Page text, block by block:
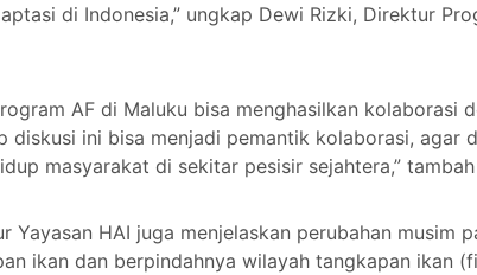
di Indonesia,” ungkap Dewi Rizki, Direktur
AF di Maluku bisa menghasilkan kolaborasi
diskusi ini bisa menjadi pemantik kolaborasi, agar
masyarakat di sekitar pesisir sejahtera,”
Yayasan HAI juga menjelaskan perubahan musim
ikan dan berpindahnya wilayah tangkapan ikan